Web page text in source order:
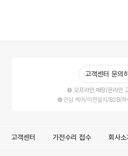
고객센터 문의
오프라인 매장/온라인
안심 케어/이전설치/B2B/
고객센터 가전수리 접수 회사소